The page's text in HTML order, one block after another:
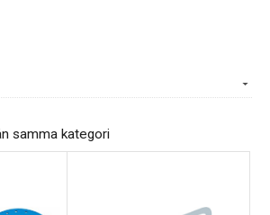
samma kategori